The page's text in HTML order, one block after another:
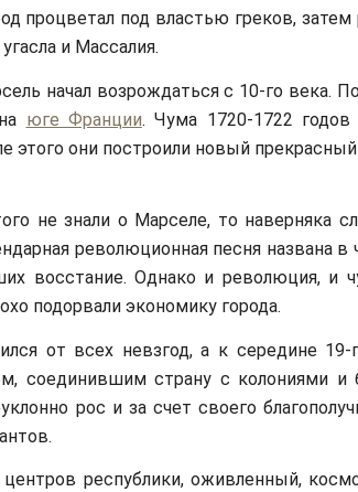
процветал под властью греков, затем
и Массалия.
начал возрождаться с 10-го века.
юге Франции. Чума 1720-1722 годов
этого они построили новый
не знали о Марселе, то наверняка
революционная песня названа в
восстание. Однако и революция, и
подорвали экономику города.
от всех невзгод, а к середине 19-
соединившим страну с колониями и
рос и за счет своего
республики, оживленный,